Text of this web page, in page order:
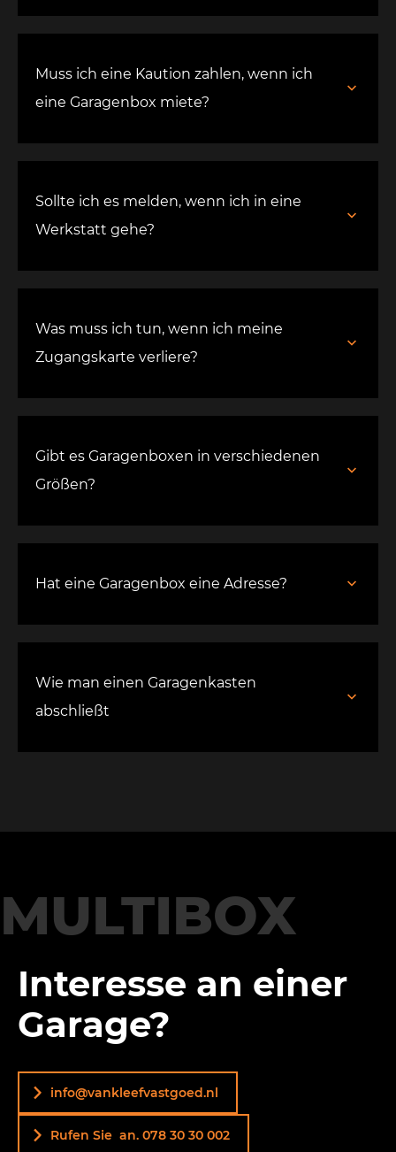
Muss ich eine Kaution zahlen, wenn ich
eine Garagenbox miete?
Sollte ich es melden, wenn ich in eine
Werkstatt gehe?
Was muss ich tun, wenn ich meine
Zugangskarte verliere?
Gibt es Garagenboxen in verschiedenen
Größen?
Hat eine Garagenbox eine Adresse?
Wie man einen Garagenkasten
abschließt
MULTIBOX
Interesse an einer
Garage?
info@vankleefvastgoed.nl
Rufen Sie an. 078 30 30 002